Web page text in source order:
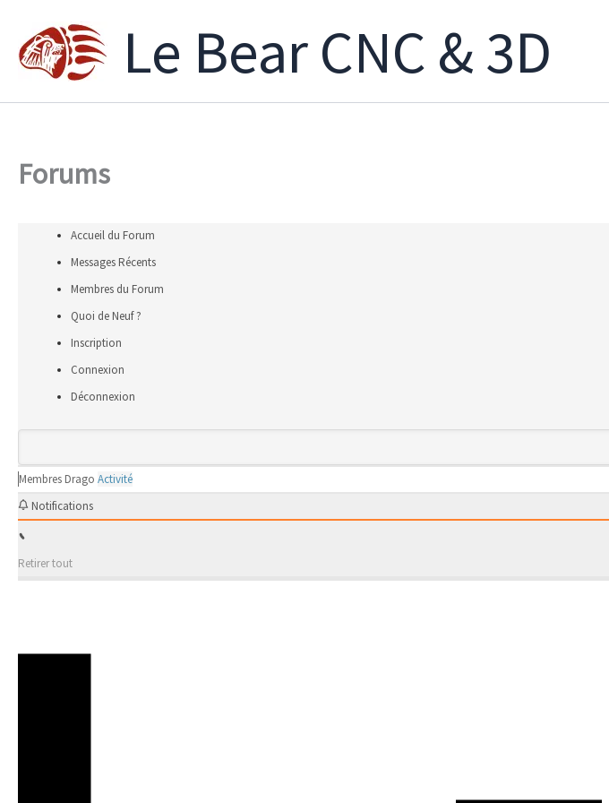
contenu
Le Bear CNC & 3D
Forums
Accueil du Forum
Messages Récents
Membres du Forum
Quoi de Neuf ?
Inscription
Connexion
Déconnexion
Membres Drago Activité
Notifications
Retirer tout